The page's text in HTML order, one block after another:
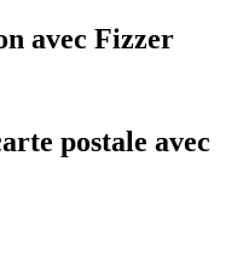
avec Fizzer
postale avec